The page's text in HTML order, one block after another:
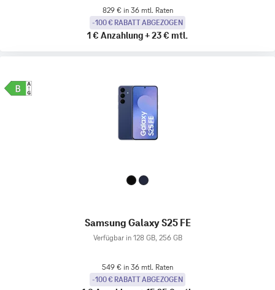
829 € in 36 mtl. Raten
-100 € RABATT ABGEZOGEN
1 € Anzahlung+23 € mtl.
Samsung Galaxy S25 FE
Verfügbar in 128 GB, 256 GB
549 € in 36 mtl. Raten
-100 € RABATT ABGEZOGEN